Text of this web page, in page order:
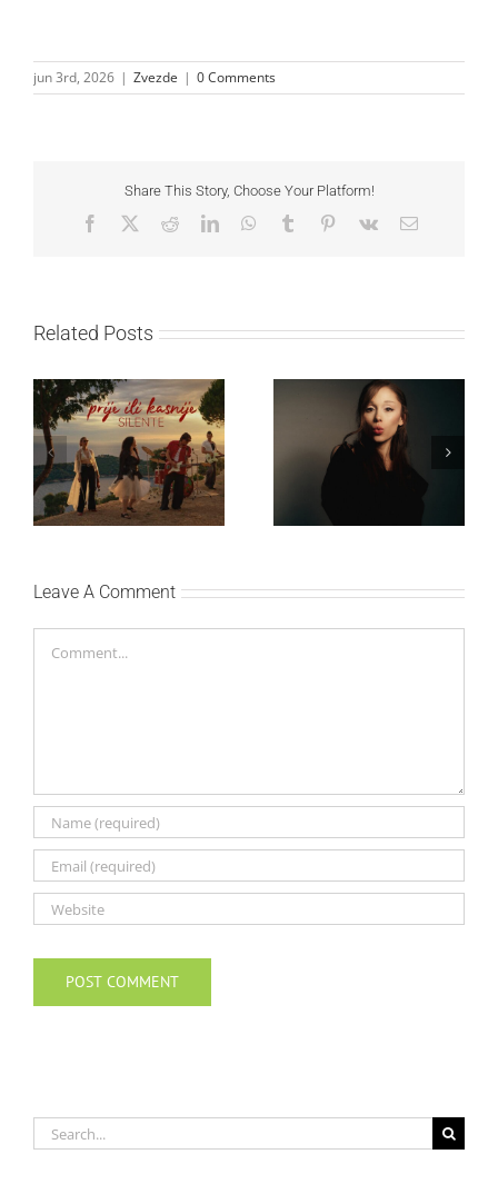
jun 3rd, 2026 | Zvezde | 0 Comments
Share This Story, Choose Your Platform!
Facebook RedditLinkedInWhatsApp
Tumblr Pinterest
Vk Email
Related Posts
Silente objavio novi
singl “Prije ili kasnije”
Ariana Grande objavila
osmi studijski album
Leave A Comment
Search
for: